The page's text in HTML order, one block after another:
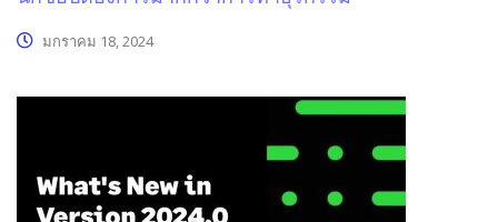
มกราคม 18, 2024